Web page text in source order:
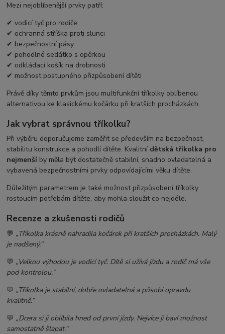
Mezi nejoblíbenější prvky patří:
✔ vodicí tyč pro rodiče
✔ ochranná stříška proti slunci
✔ bezpečnostní pásy
✔ pohodlné sedátko s opěrkou
✔ odkládací košík na drobnosti
✔ možnost postupného přizpůsobení dítěti
Právě díky těmto prvkům jsou multifunkční tříkolky oblíbenou
alternativou ke klasickému kočárku při kratších procházkách.
Jak vybrat správnou tříkolku?
Při výběru doporučujeme zaměřit se především na bezpečnost,
stabilitu konstrukce a pohodlí dítěte. Kvalitní dětská tříkolka pro
nejmenší by měla být dostatečně stabilní, snadno ovladatelná a
vybavená bezpečnostními prvky odpovídajícími věku dítěte.
Důležitým parametrem je také možnost přizpůsobení tříkolky
rostoucím potřebám dítěte, aby mohla sloužit co nejdéle.
Recenze a zkušenosti rodičů
💬 „Tříkolka krásně nahradila kočárek při kratších procházkách. Malý
je nadšený.“
💬 „Velkou výhodou je vodicí tyč. Dítě si užívá jízdu a rodič má vše
pod kontrolou.“
💬 „Tříkolka je stabilní, dobře ovladatelná a působí opravdu
kvalitně.“
💬 „Dcera si ji oblíbila hned od první jízdy. Nejvíce ji baví možnost
samostatně šlapat.“